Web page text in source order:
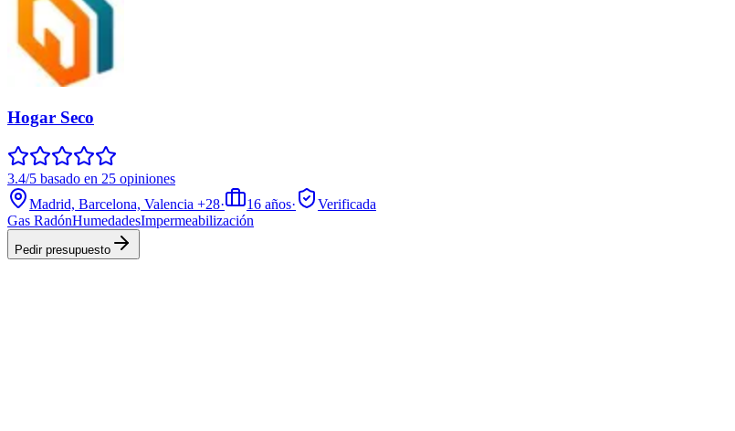
Hogar Seco
3.4/5 basado en 25 opiniones
Madrid, Barcelona, Valencia +28· 16 años·
Verificada
Gas RadónHumedadesImpermeabilización
Pedir presupuesto